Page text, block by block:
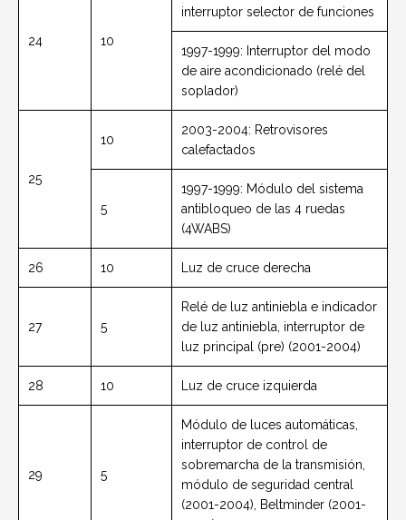
24 10
interruptor selector de funciones
1997-1999: Interruptor del modo
de aire acondicionado (relé del
soplador)
25
10
2003-2004: Retrovisores
calefactados
5
1997-1999: Módulo del sistema
antibloqueo de las 4 ruedas
(4WABS)
26 10 Luz de cruce derecha
27 5
Relé de luz antiniebla e indicador
de luz antiniebla, interruptor de
luz principal (pre) (2001-2004)
28 10 Luz de cruce izquierda
29 5
Módulo de luces automáticas,
interruptor de control de
sobremarcha de la transmisión,
módulo de seguridad central
(2001-2004), Beltminder (2001-